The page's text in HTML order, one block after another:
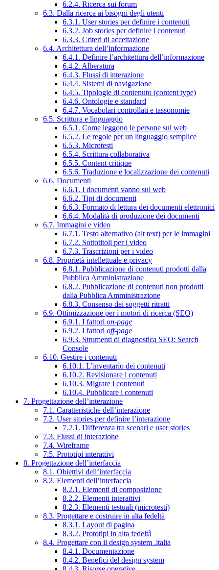
6.2.4. Ricerca sui forum
6.3. Dalla ricerca ai bisogni degli utenti
6.3.1. User stories per definire i contenuti
6.3.2. Job stories per definire i contenuti
6.3.3. Criteri di accettazione
6.4. Architettura dell’informazione
6.4.1. Definire l’architettura dell’informazione
6.4.2. Alberatura
6.4.3. Flussi di interazione
6.4.4. Sistemi di navigazione
6.4.5. Tipologie di contenuto (content type)
6.4.6. Ontologie e standard
6.4.7. Vocabolari controllati e tassonomie
6.5. Scrittura e linguaggio
6.5.1. Come leggono le persone sul web
6.5.2. Le regole per un linguaggio semplice
6.5.3. Microtesti
6.5.4. Scrittura collaborativa
6.5.5. Content critique
6.5.6. Traduzione e localizzazione dei contenuti
6.6. Documenti
6.6.1. I documenti vanno sul web
6.6.2. Tipi di documenti
6.6.3. Formato di lettura dei documenti elettronici
6.6.4. Modalità di produzione dei documenti
6.7. Immagini e video
6.7.1. Testo alternativo (alt text) per le immagini
6.7.2. Sottotitoli per i video
6.7.3. Trascrizioni per i video
6.8. Proprietà intellettuale e privacy
6.8.1. Pubblicazione di contenuti prodotti dalla
Pubblica Amministrazione
6.8.2. Pubblicazione di contenuti non prodotti
dalla Pubblica Amministrazione
6.8.3. Consenso dei soggetti ritratti
6.9. Ottimizzazione per i motori di ricerca (SEO)
6.9.1. I fattori on-page
6.9.2. I fattori off-page
6.9.3. Strumenti di diagnostica SEO: Search
Console
6.10. Gestire i contenuti
6.10.1. L’inventario dei contenuti
6.10.2. Revisionare i contenuti
6.10.3. Migrare i contenuti
6.10.4. Pubblicare i contenuti
7. Progettazione dell’interazione
7.1. Caratteristiche dell’interazione
7.2. User stories per definire l’interazione
7.2.1. Differenza tra scenari e user stories
7.3. Flussi di interazione
7.4. Wireframe
7.5. Prototipi interattivi
8. Progettazione dell’interfaccia
8.1. Obiettivi dell’interfaccia
8.2. Elementi dell’interfaccia
8.2.1. Elementi di composizione
8.2.2. Elementi interattivi
8.2.3. Elementi testuali (microtesti)
8.3. Progettare e costruire in alta fedeltà
8.3.1. Layout di pagina
8.3.2. Prototipi in alta fedeltà
8.4. Progettare con il design system .italia
8.4.1. Documentazione
8.4.2. Benefici del design system